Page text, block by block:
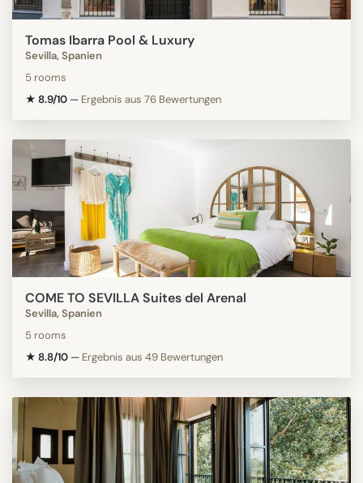
Tomas Ibarra Pool & Luxury
Sevilla, Spanien
5 rooms
★ 8.9/10 — Ergebnis aus 76 Bewertungen
COME TO SEVILLA Suites del Arenal
Sevilla, Spanien
5 rooms
★ 8.8/10 — Ergebnis aus 49 Bewertungen